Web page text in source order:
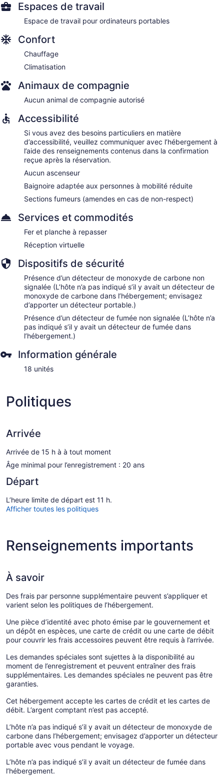
Espaces de travail
Espace de travail pour ordinateurs portables
Confort
Chauffage
Climatisation
Animaux de compagnie
Aucun animal de compagnie autorisé
Accessibilité
Si vous avez des besoins particuliers en matière
d’accessibilité, veuillez communiquer avec l’hébergement à
l’aide des renseignements contenus dans la confirmation
reçue après la réservation.
Aucun ascenseur
Baignoire adaptée aux personnes à mobilité réduite
Sections fumeurs (amendes en cas de non-respect)
Services et commodités
Fer et planche à repasser
Réception virtuelle
Dispositifs de sécurité
Présence d’un détecteur de monoxyde de carbone non
signalée (L’hôte n’a pas indiqué s’il y avait un détecteur de
monoxyde de carbone dans l’hébergement; envisagez
d’apporter un détecteur portable.)
Présence d’un détecteur de fumée non signalée (L’hôte n’a
pas indiqué s’il y avait un détecteur de fumée dans
l’hébergement.)
Information générale
18 unités
Politiques
Arrivée
Arrivée de 15 h à à tout moment
Âge minimal pour l’enregistrement : 20 ans
Départ
L’heure limite de départ est 11 h.
Afficher toutes les politiques
Renseignements importants
À savoir
Des frais par personne supplémentaire peuvent s’appliquer et
varient selon les politiques de l’hébergement.
Une pièce d’identité avec photo émise par le gouvernement et
un dépôt en espèces, une carte de crédit ou une carte de débit
pour couvrir les frais accessoires peuvent être requis à l’arrivée.
Les demandes spéciales sont sujettes à la disponibilité au
moment de l’enregistrement et peuvent entraîner des frais
supplémentaires. Les demandes spéciales ne peuvent pas être
garanties.
Cet hébergement accepte les cartes de crédit et les cartes de
débit. L’argent comptant n’est pas accepté.
L’hôte n’a pas indiqué s’il y avait un détecteur de monoxyde de
carbone dans l’hébergement; envisagez d’apporter un détecteur
portable avec vous pendant le voyage.
L’hôte n’a pas indiqué s’il y avait un détecteur de fumée dans
l’hébergement.